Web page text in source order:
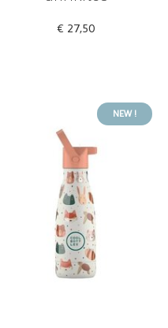
€ 27,50
NEW !